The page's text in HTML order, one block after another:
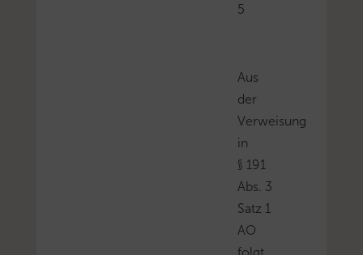
5
Aus
der
Verweisung
in
§ 191
Abs. 3
Satz 1
AO